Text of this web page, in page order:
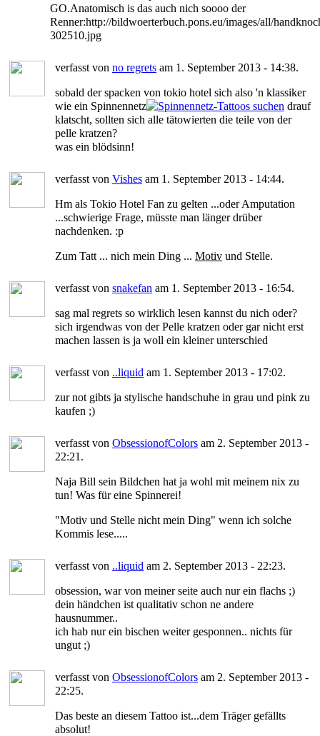
GO.Anatomisch is das auch nich soooo der
Renner:http://bildwoerterbuch.pons.eu/images/all/
302510.jpg
verfasst von no regrets am 1. September 2013 - 14:38.
sobald der spacken von tokio hotel sich also 'n klassiker
wie ein Spinnennetz
drauf
klatscht, sollten sich alle tätowierten die teile von der
pelle kratzen?
was ein blödsinn!
verfasst von Vishes am 1. September 2013 - 14:44.
Hm als Tokio Hotel Fan zu gelten ...oder Amputation
...schwierige Frage, müsste man länger drüber
nachdenken. :p
Zum Tatt ... nich mein Ding ... Motiv und Stelle.
verfasst von snakefan am 1. September 2013 - 16:54.
sag mal regrets so wirklich lesen kannst du nich oder?
sich irgendwas von der Pelle kratzen oder gar nicht erst
machen lassen is ja woll ein kleiner unterschied
verfasst von ..liquid am 1. September 2013 - 17:02.
zur not gibts ja stylische handschuhe in grau und pink zu
kaufen ;)
verfasst von ObsessionofColors am 2. September 2013 -
22:21.
Naja Bill sein Bildchen hat ja wohl mit meinem nix zu
tun! Was für eine Spinnerei!
"Motiv und Stelle nicht mein Ding" wenn ich solche
Kommis lese.....
verfasst von ..liquid am 2. September 2013 - 22:23.
obsession, war von meiner seite auch nur ein flachs ;)
dein händchen ist qualitativ schon ne andere
hausnummer..
ich hab nur ein bischen weiter gesponnen.. nichts für
ungut ;)
verfasst von ObsessionofColors am 2. September 2013 -
22:25.
Das beste an diesem Tattoo ist...dem Träger gefällts
absolut!